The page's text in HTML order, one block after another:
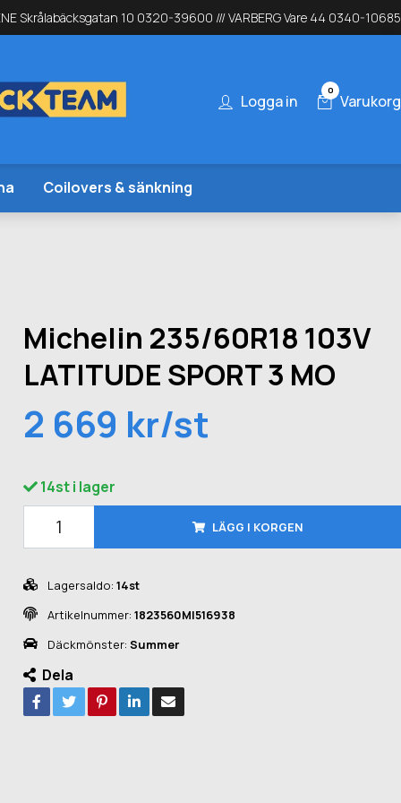
Skrålabäcksgatan 10 0320-39600 /// VARBERG Vare 44 0340-10685
Logga in
0
Varukorg
Coilovers & sänkning
Michelin 235/60R18 103V
LATITUDE SPORT 3 MO
2 669 kr/st
14st i lager
LÄGG I KORGEN
Lagersaldo: 14st
Artikelnummer: 1823560MI516938
Däckmönster: Summer
Dela